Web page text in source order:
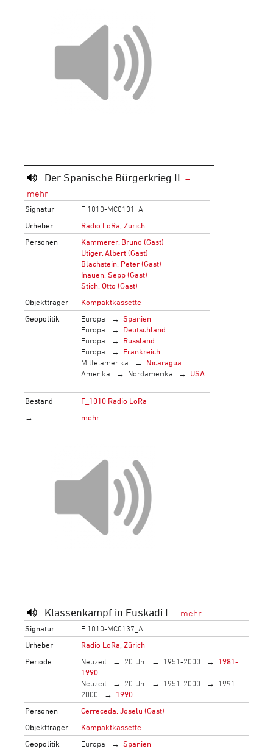
Der Spanische Bürgerkrieg II
Signatur
F 1010-MC0101_A
Urheber
Radio LoRa, Zürich
Personen
Kammerer, Bruno (Gast)
Utiger, Albert (Gast)
Blachstein, Peter (Gast)
Inauen, Sepp (Gast)
Stich, Otto (Gast)
Objektträger
Kompaktkassette
Geopolitik
Europa
Spanien
Europa
Deutschland
Europa
Russland
Europa
Frankreich
Mittelamerika
Nicaragua
Amerika
Nordamerika USA
Bestand
F_1010 Radio LoRa
→
mehr…
Klassenkampf in Euskadi I
Signatur
F 1010-MC0137_A
Urheber
Radio LoRa, Zürich
Periode
Neuzeit 20. Jh. 1951-2000
1981-
1990
Neuzeit
20. Jh. 1951-2000
1991-
2000
1990
Personen
Cerreceda, Joselu (Gast)
Objektträger
Kompaktkassette
Geopolitik
Europa Spanien